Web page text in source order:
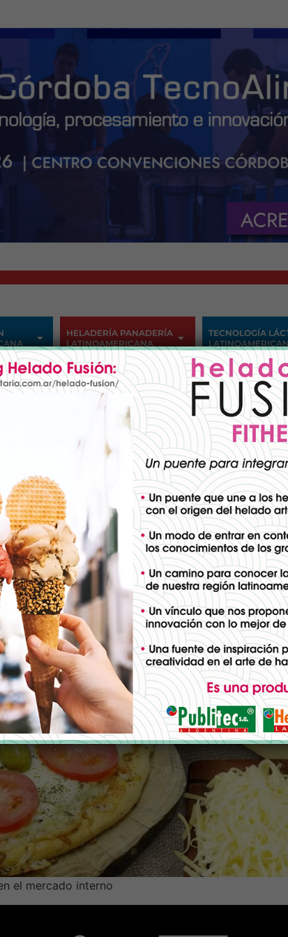
HELADERÍA PANADERÍA
LATINOAMERICANA
TECNOLOGÍA
Capilla del Señor
el mercado interno